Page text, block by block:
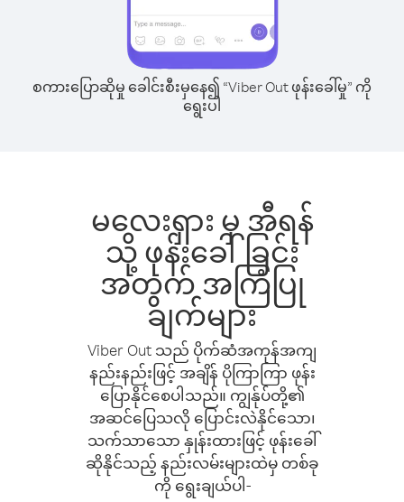
စကားပြောဆိုမှု ခေါင်းစီးမှနေ၍ “Viber Out ဖုန်းခေါ်မှု” ကို
ရွေးပါ
မလေးရှား မှ အီရန်
သို့ ဖုန်းခေါ်ခြင်း
အတွက် အကြံပြု
ချက်များ
Viber Out သည် ပိုက်ဆံအကုန်အကျ
နည်းနည်းဖြင့် အချိန် ပိုကြာကြာ ဖုန်း
ပြောနိုင်စေပါသည်။ ကျွန်ုပ်တို့၏
အဆင်ပြေသလို ပြောင်းလဲနိုင်သော၊
သက်သာသော နှုန်းထားဖြင့် ဖုန်းခေါ်
ဆိုနိုင်သည့် နည်းလမ်းများထဲမှ တစ်ခု
ကို ရွေးချယ်ပါ-